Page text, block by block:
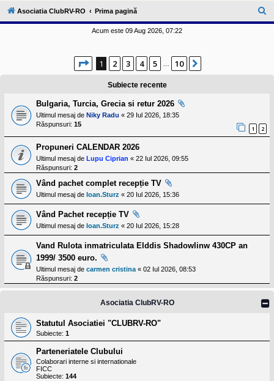
l
u
t
a
t
a
p
o
s
e
s
o
r
l
o
r
e
r
u
o
t
i
a
u
o
r
u
Asociatia ClubRV-RO Prima pagină
ă
Acum este 09 Aug 2026, 07:22
Pagina din 10
1 2 3 4 5 10
Subiecte recente
Bulgaria, Turcia, Grecia si retur 2026
Ultimul mesaj de Niky Radu « 29 Iul 2026, 18:35
Răspunsuri: 15
1 2
Propuneri CALENDAR 2026
Ultimul mesaj de Lupu Ciprian « 22 Iul 2026, 09:55
Răspunsuri: 2
Vând pachet complet recepție TV
Ultimul mesaj de Ioan.Sturz « 20 Iul 2026, 15:36
Vând Pachet recepție TV
Ultimul mesaj de Ioan.Sturz « 20 Iul 2026, 15:28
Vand Rulota inmatriculata Elddis Shadowlinw 430CP an
1999/ 3500 euro.
Ultimul mesaj de carmen cristina « 02 Iul 2026, 08:53
Răspunsuri: 2
Asociatia ClubRV-RO
Statutul Asociatiei "CLUBRV-RO"
Subiecte: 1
Parteneriatele Clubului
Colaborari interne si internationale
FICC
Subiecte: 144